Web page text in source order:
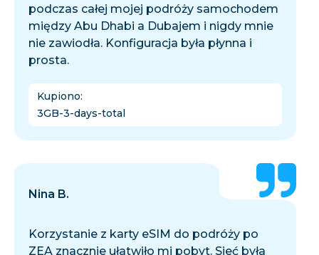
podczas całej mojej podróży samochodem
między Abu Dhabi a Dubajem i nigdy mnie
nie zawiodła. Konfiguracja była płynna i
prosta.
Kupiono:
3GB-3-days-total
Nina B.
Korzystanie z karty eSIM do podróży po
ZEA znacznie ułatwiło mi pobyt. Sieć była